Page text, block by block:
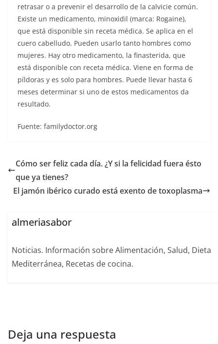
retrasar o a prevenir el desarrollo de la calvicie común.
Existe un medicamento, minoxidil (marca: Rogaine),
que está disponible sin receta médica. Se aplica en el
cuero cabelludo. Pueden usarlo tanto hombres como
mujeres. Hay otro medicamento, la finasterida, que
está disponible con receta médica. Viene en forma de
píldoras y es solo para hombres. Puede llevar hasta 6
meses determinar si uno de estos medicamentos da
resultado.
Fuente: familydoctor.org
Cómo ser feliz cada día. ¿Y si la felicidad fuera ésto
que ya tienes?
El jamón ibérico curado está exento de toxoplasma
almeriasabor
Noticias. Información sobre Alimentación, Salud, Dieta
Mediterránea, Recetas de cocina.
Deja una respuesta